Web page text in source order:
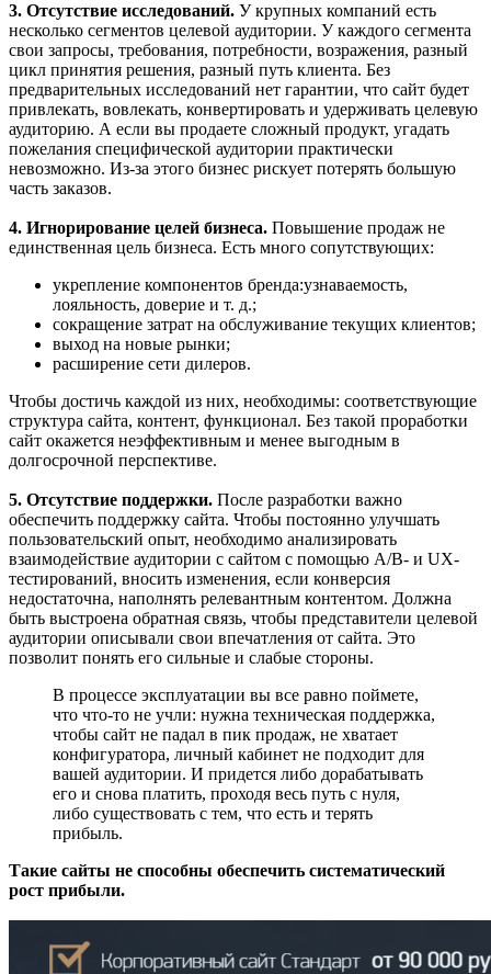
3. Отсутствие исследований. У крупных компаний есть
несколько сегментов целевой аудитории. У каждого сегмента
свои запросы, требования, потребности, возражения, разный
цикл принятия решения, разный путь клиента. Без
предварительных исследований нет гарантии, что сайт будет
привлекать, вовлекать, конвертировать и удерживать целевую
аудиторию. А если вы продаете сложный продукт, угадать
пожелания специфической аудитории практически
невозможно. Из-за этого бизнес рискует потерять большую
часть заказов.
4. Игнорирование целей бизнеса. Повышение продаж не
единственная цель бизнеса. Есть много сопутствующих:
укрепление компонентов бренда:узнаваемость,
лояльность, доверие и т. д.;
сокращение затрат на обслуживание текущих клиентов;
выход на новые рынки;
расширение сети дилеров.
Чтобы достичь каждой из них, необходимы: соответствующие
структура сайта, контент, функционал. Без такой проработки
сайт окажется неэффективным и менее выгодным в
долгосрочной перспективе.
5. Отсутствие поддержки. После разработки важно
обеспечить поддержку сайта. Чтобы постоянно улучшать
пользовательский опыт, необходимо анализировать
взаимодействие аудитории с сайтом с помощью A/B- и UX-
тестирований, вносить изменения, если конверсия
недостаточна, наполнять релевантным контентом. Должна
быть выстроена обратная связь, чтобы представители целевой
аудитории описывали свои впечатления от сайта. Это
позволит понять его сильные и слабые стороны.
В процессе эксплуатации вы все равно поймете,
что что-то не учли: нужна техническая поддержка,
чтобы сайт не падал в пик продаж, не хватает
конфигуратора, личный кабинет не подходит для
вашей аудитории. И придется либо дорабатывать
его и снова платить, проходя весь путь с нуля,
либо существовать с тем, что есть и терять
прибыль.
Такие сайты не способны обеспечить систематический
рост прибыли.